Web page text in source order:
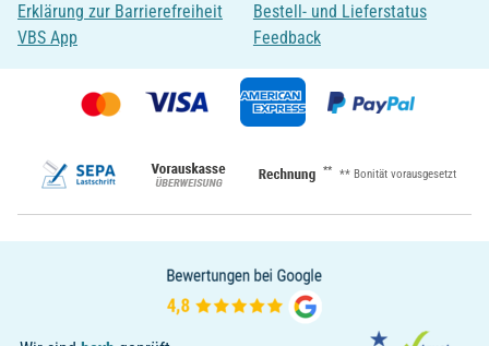
Erklärung zur Barrierefreiheit
VBS App
Bestell- und Lieferstatus
Feedback
** ** Bonität vorausgesetzt